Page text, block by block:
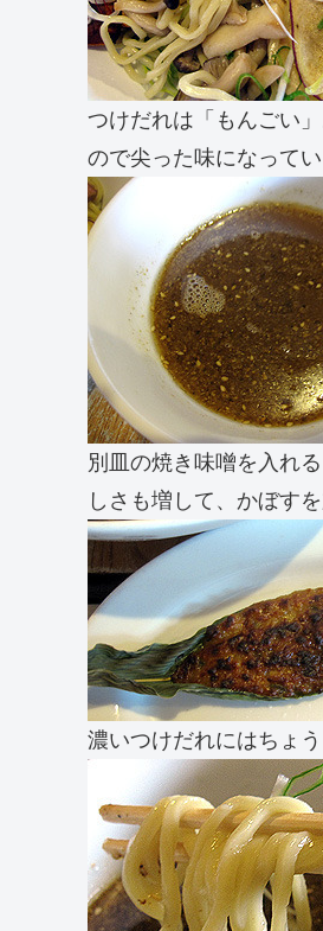
つけだれは「もんごい
ので尖った味になってい
別皿の焼き味噌を入れ
しさも増して、かぼす
濃いつけだれにはちょ